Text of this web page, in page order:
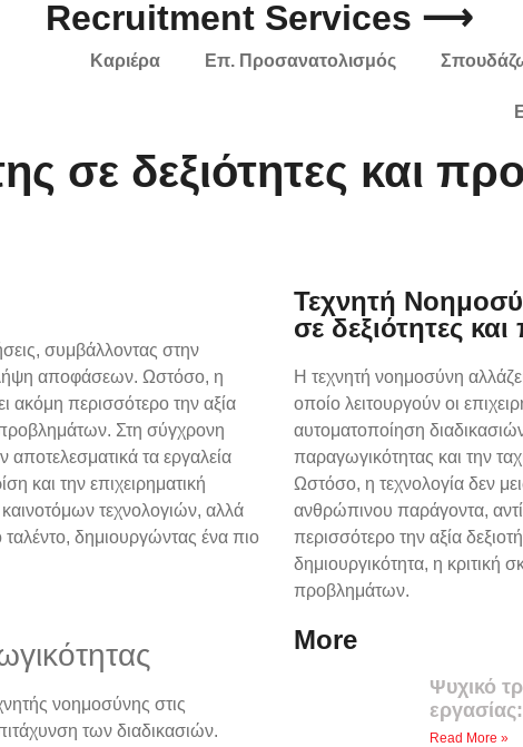
Recruitment Services ⟶
Καριέρα Επ. Προσανατολισμός
σε δεξιότητες και
συμβάλλοντας στην
λήψη αποφάσεων. Ωστόσο, η
ακόμη περισσότερο την αξία
προβλημάτων. Στη σύγχρονη
τα εργαλεία
και την επιχειρηματική
τεχνολογιών, αλλά
δημιουργώντας ένα πιο
νοημοσύνης στις
των διαδικασιών.
Τεχνητή
σε δεξιότητες
Η τεχνητή νοημοσύνη
οποίο λειτουργούν οι
αυτοματοποίηση
παραγωγικότητας και την
Ωστόσο, η τεχνολογία δεν
ανθρώπινου παράγοντα,
περισσότερο την αξία
δημιουργικότητα, η κριτική
προβλημάτων.
More
Ψυχικό
Read More »